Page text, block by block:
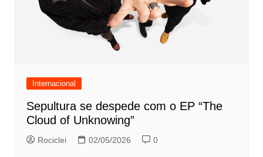
Internacional
Sepultura se despede com o EP “The
Cloud of Unknowing”
Rociclei 02/05/2026 0